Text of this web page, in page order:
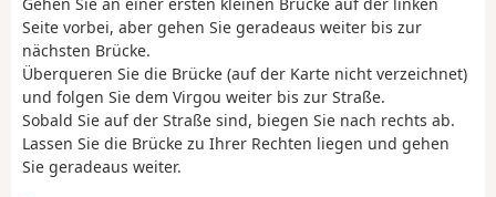
Seite vorbei, aber gehen Sie geradeaus weiter bis zur
nächsten Brücke.
Überqueren Sie die Brücke (auf der Karte nicht verzeichnet)
und folgen Sie dem Virgou weiter bis zur Straße.
Sobald Sie auf der Straße sind, biegen Sie nach rechts ab.
Lassen Sie die Brücke zu Ihrer Rechten liegen und gehen
Sie geradeaus weiter.